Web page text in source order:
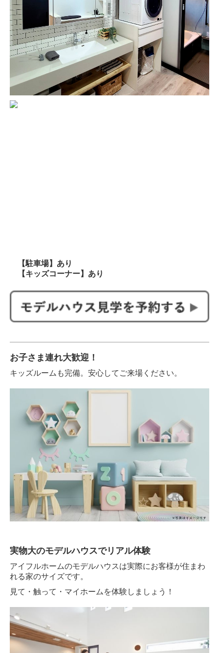
【駐車場】あり
【キッズコーナー】あり
お子さま連れ大歓迎！
キッズルームも完備。安心してご来場ください。
実物大のモデルハウスでリアル体験
アイフルホームのモデルハウスは実際にお客様が住まわ
れる家のサイズです。
見て・触って・マイホームを体験しましょう！